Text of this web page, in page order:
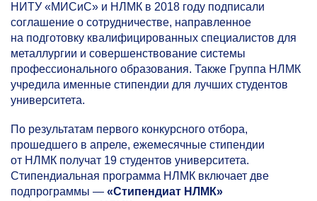
НИТУ «МИСиС» и НЛМК в 2018 году подписали
соглашение о сотрудничестве, направленное
на подготовку квалифицированных специалистов для
металлургии и совершенствование системы
профессионального образования. Также Группа НЛМК
учредила именные стипендии для лучших студентов
университета.
По результатам первого конкурсного отбора,
прошедшего в апреле, ежемесячные стипендии
от НЛМК получат 19 студентов университета.
Стипендиальная программа НЛМК включает две
подпрограммы — «Стипендиат НЛМК»